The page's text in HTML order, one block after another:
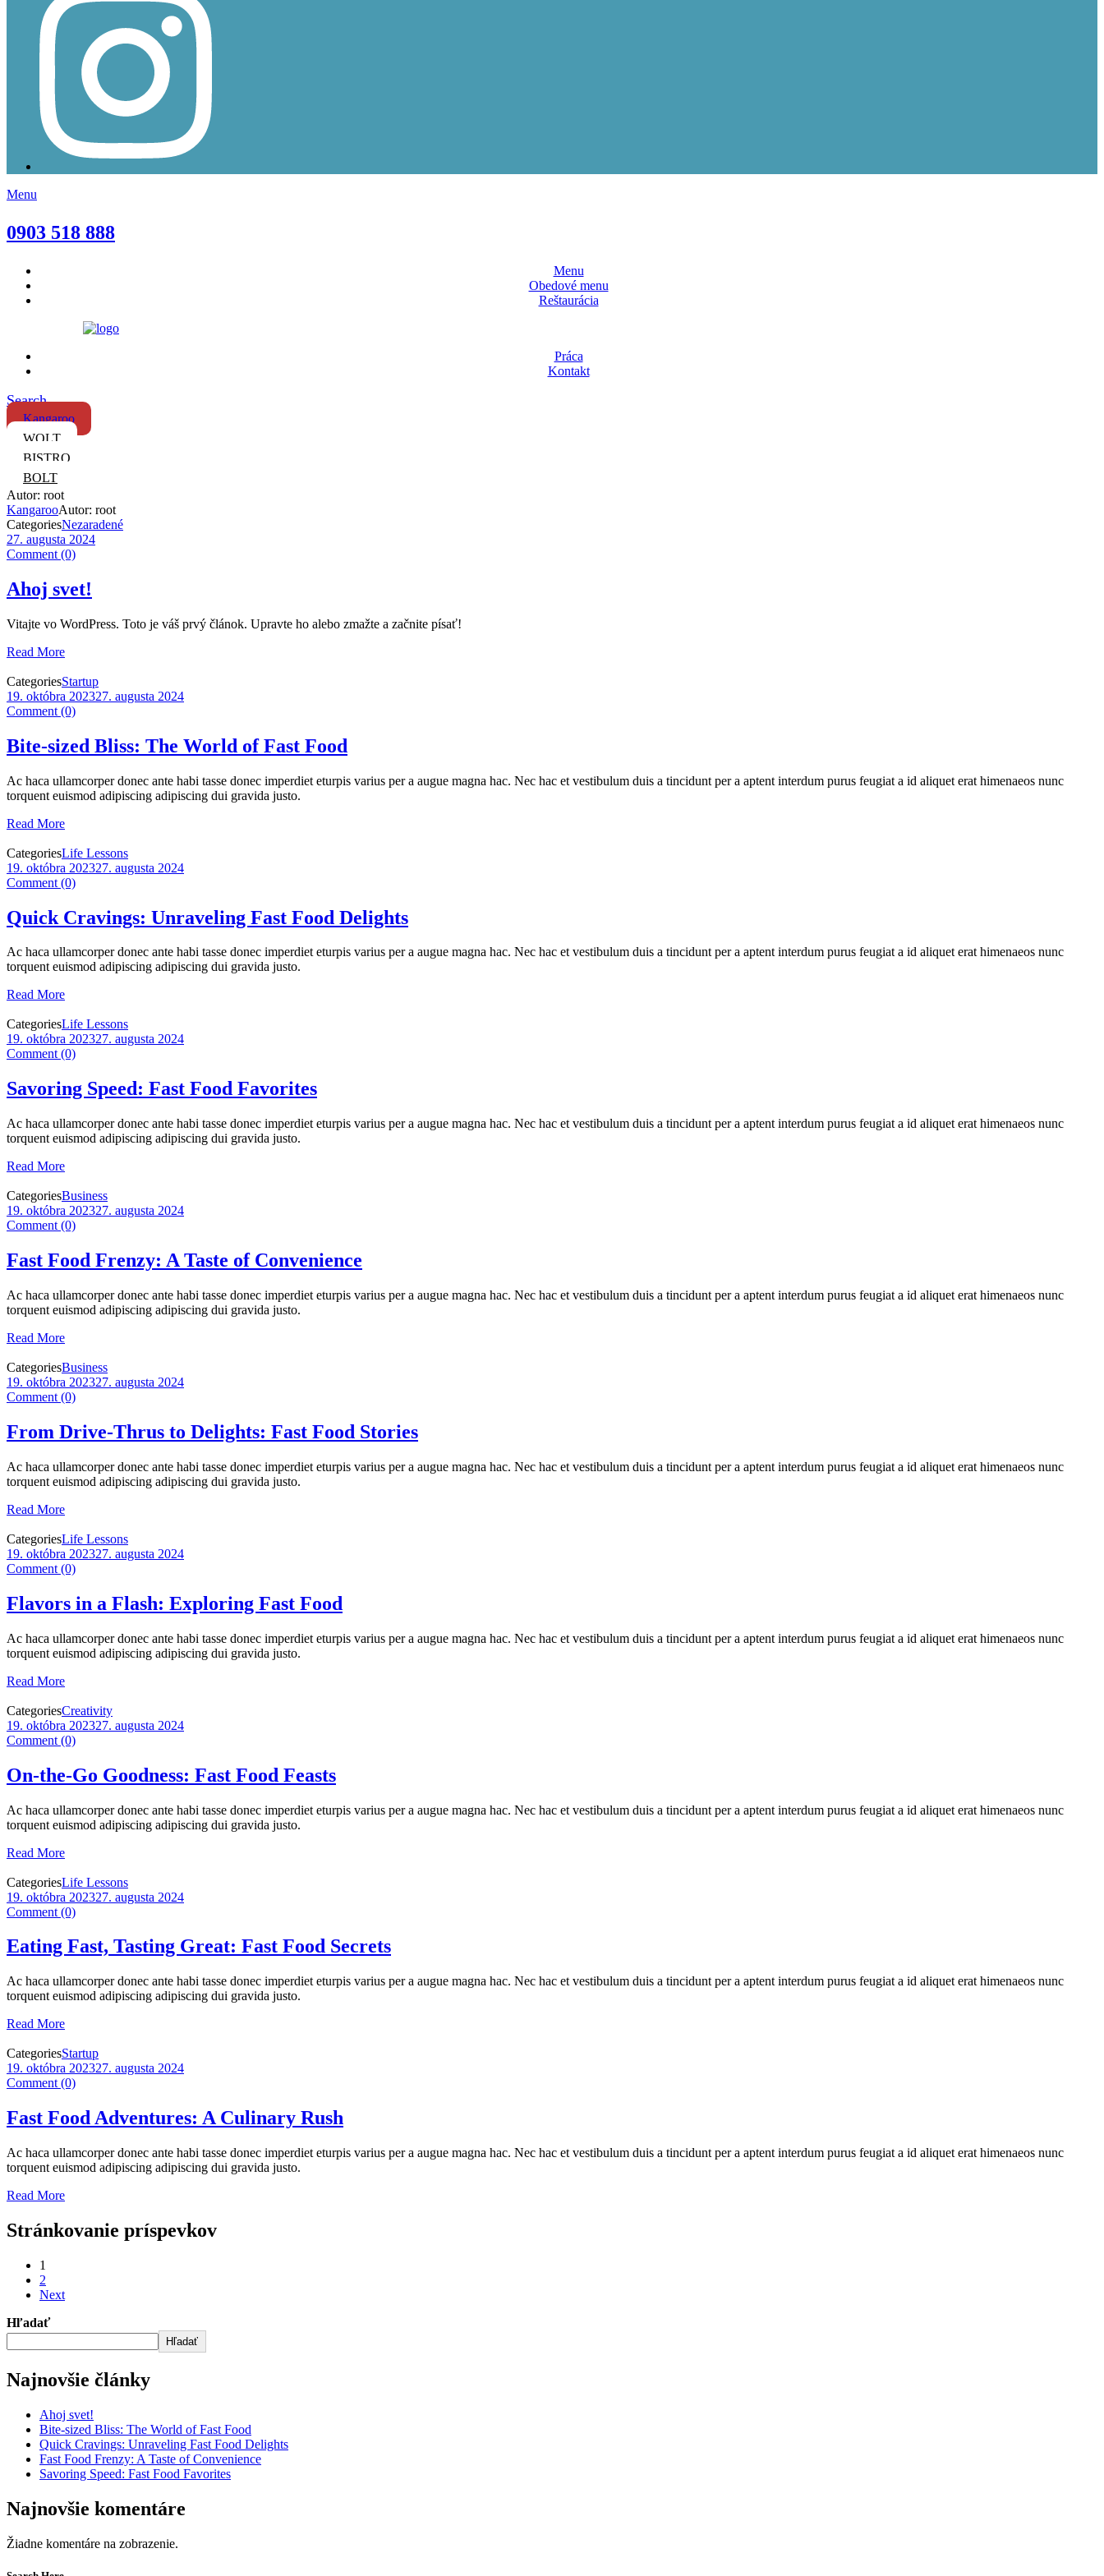
Menu
0903 518 888
Menu
Obedové menu
Reštaurácia
Práca
Kontakt
Search
Kangaroo
WOLT
BISTRO
BOLT
Autor: root
KangarooAutor: root
CategoriesNezaradené
27. augusta 2024
Comment (0)
Ahoj svet!
Vitajte vo WordPress. Toto je váš prvý článok. Upravte ho alebo zmažte a začnite písať!
Read More
CategoriesStartup
19. októbra 202327. augusta 2024
Comment (0)
Bite-sized Bliss: The World of Fast Food
Ac haca ullamcorper donec ante habi tasse donec imperdiet eturpis varius per a augue magna hac. Nec hac et vestibulum duis a tincidunt per a aptent interdum purus feugiat a id aliquet erat himenaeos nunc
torquent euismod adipiscing adipiscing dui gravida justo.
Read More
CategoriesLife Lessons
19. októbra 202327. augusta 2024
Comment (0)
Quick Cravings: Unraveling Fast Food Delights
Ac haca ullamcorper donec ante habi tasse donec imperdiet eturpis varius per a augue magna hac. Nec hac et vestibulum duis a tincidunt per a aptent interdum purus feugiat a id aliquet erat himenaeos nunc
torquent euismod adipiscing adipiscing dui gravida justo.
Read More
CategoriesLife Lessons
19. októbra 202327. augusta 2024
Comment (0)
Savoring Speed: Fast Food Favorites
Ac haca ullamcorper donec ante habi tasse donec imperdiet eturpis varius per a augue magna hac. Nec hac et vestibulum duis a tincidunt per a aptent interdum purus feugiat a id aliquet erat himenaeos nunc
torquent euismod adipiscing adipiscing dui gravida justo.
Read More
CategoriesBusiness
19. októbra 202327. augusta 2024
Comment (0)
Fast Food Frenzy: A Taste of Convenience
Ac haca ullamcorper donec ante habi tasse donec imperdiet eturpis varius per a augue magna hac. Nec hac et vestibulum duis a tincidunt per a aptent interdum purus feugiat a id aliquet erat himenaeos nunc
torquent euismod adipiscing adipiscing dui gravida justo.
Read More
CategoriesBusiness
19. októbra 202327. augusta 2024
Comment (0)
From Drive-Thrus to Delights: Fast Food Stories
Ac haca ullamcorper donec ante habi tasse donec imperdiet eturpis varius per a augue magna hac. Nec hac et vestibulum duis a tincidunt per a aptent interdum purus feugiat a id aliquet erat himenaeos nunc
torquent euismod adipiscing adipiscing dui gravida justo.
Read More
CategoriesLife Lessons
19. októbra 202327. augusta 2024
Comment (0)
Flavors in a Flash: Exploring Fast Food
Ac haca ullamcorper donec ante habi tasse donec imperdiet eturpis varius per a augue magna hac. Nec hac et vestibulum duis a tincidunt per a aptent interdum purus feugiat a id aliquet erat himenaeos nunc
torquent euismod adipiscing adipiscing dui gravida justo.
Read More
CategoriesCreativity
19. októbra 202327. augusta 2024
Comment (0)
On-the-Go Goodness: Fast Food Feasts
Ac haca ullamcorper donec ante habi tasse donec imperdiet eturpis varius per a augue magna hac. Nec hac et vestibulum duis a tincidunt per a aptent interdum purus feugiat a id aliquet erat himenaeos nunc
torquent euismod adipiscing adipiscing dui gravida justo.
Read More
CategoriesLife Lessons
19. októbra 202327. augusta 2024
Comment (0)
Eating Fast, Tasting Great: Fast Food Secrets
Ac haca ullamcorper donec ante habi tasse donec imperdiet eturpis varius per a augue magna hac. Nec hac et vestibulum duis a tincidunt per a aptent interdum purus feugiat a id aliquet erat himenaeos nunc
torquent euismod adipiscing adipiscing dui gravida justo.
Read More
CategoriesStartup
19. októbra 202327. augusta 2024
Comment (0)
Fast Food Adventures: A Culinary Rush
Ac haca ullamcorper donec ante habi tasse donec imperdiet eturpis varius per a augue magna hac. Nec hac et vestibulum duis a tincidunt per a aptent interdum purus feugiat a id aliquet erat himenaeos nunc
torquent euismod adipiscing adipiscing dui gravida justo.
Read More
Stránkovanie príspevkov
1
2
Next
Hľadať
Hľadať
Najnovšie články
Ahoj svet!
Bite-sized Bliss: The World of Fast Food
Quick Cravings: Unraveling Fast Food Delights
Fast Food Frenzy: A Taste of Convenience
Savoring Speed: Fast Food Favorites
Najnovšie komentáre
Žiadne komentáre na zobrazenie.